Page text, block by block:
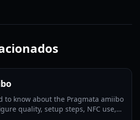
to know about the Pragmata amiibo
quality, setup steps, NFC use,